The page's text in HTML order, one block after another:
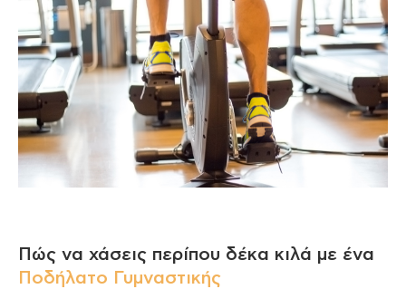
Πώς να χάσεις περίπου δέκα κιλά με ένα
Ποδήλατο Γυμναστικής